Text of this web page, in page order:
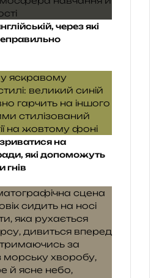
через які
на
які допоможуть
гнів